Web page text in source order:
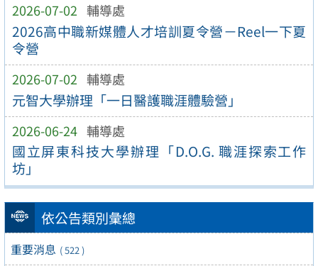
2026-07-02 輔導處
2026高中職新媒體人才培訓夏令營－Reel一下夏
令營
2026-07-02 輔導處
元智大學辦理「一日醫護職涯體驗營」
2026-06-24 輔導處
國立屏東科技大學辦理「D.O.G. 職涯探索工作
坊」
依公告類別彙總
重要消息 ( 522 )